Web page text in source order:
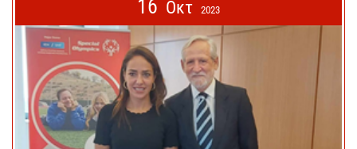
16 Οκτ 2023